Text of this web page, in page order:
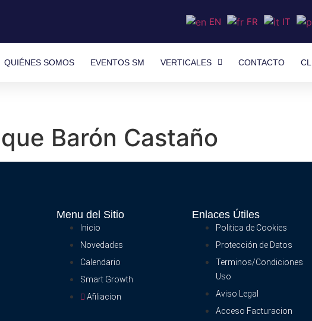
EN FR IT
QUIÉNES SOMOS EVENTOS SM VERTICALES CONTACTO
Barón Castaño
Menu del Sitio
Inicio
Novedades
Calendario
Smart Growth
Afiliacion
Enlaces Útiles
Politica de Cookies
Protección de Datos
Terminos/Condiciones
Uso
Aviso Legal
Acceso Facturacion